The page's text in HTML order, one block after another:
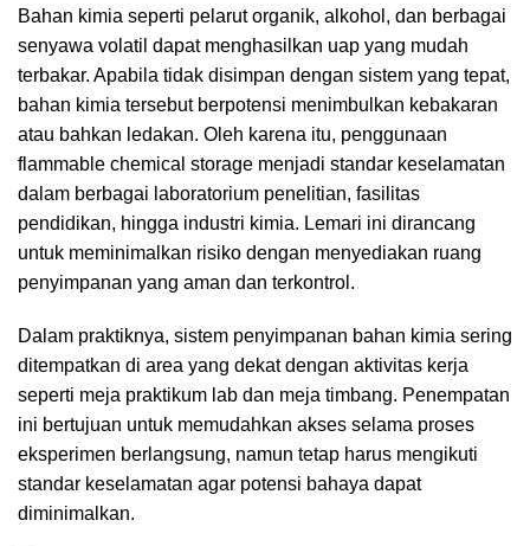
Bahan kimia seperti pelarut organik, alkohol, dan berbagai
senyawa volatil dapat menghasilkan uap yang mudah
terbakar. Apabila tidak disimpan dengan sistem yang tepat,
bahan kimia tersebut berpotensi menimbulkan kebakaran
atau bahkan ledakan. Oleh karena itu, penggunaan
flammable chemical storage menjadi standar keselamatan
dalam berbagai laboratorium penelitian, fasilitas
pendidikan, hingga industri kimia. Lemari ini dirancang
untuk meminimalkan risiko dengan menyediakan ruang
penyimpanan yang aman dan terkontrol.
Dalam praktiknya, sistem penyimpanan bahan kimia sering
ditempatkan di area yang dekat dengan aktivitas kerja
seperti meja praktikum lab dan meja timbang. Penempatan
ini bertujuan untuk memudahkan akses selama proses
eksperimen berlangsung, namun tetap harus mengikuti
standar keselamatan agar potensi bahaya dapat
diminimalkan.